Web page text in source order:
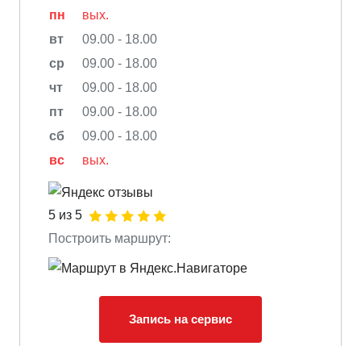
пн
вых.
вт
09.00 - 18.00
ср
09.00 - 18.00
чт
09.00 - 18.00
пт
09.00 - 18.00
сб
09.00 - 18.00
вс
вых.
5 из 5
Построить маршрут:
Запись на сервис